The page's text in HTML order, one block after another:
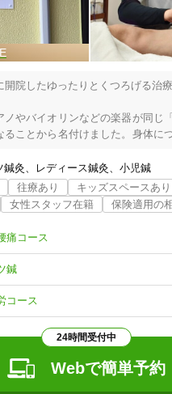
院したゆったりとくつろげる治療
やバイオリンなどの楽器が同
ることから名付けました。身体
ご紹介のあった男性の方も施術
症やヘルニア、変形性膝関節症
ルやマラソンをしているため、ス
鞘炎の施術も得意です（症状の程
一人ひとりの経過をしっかり見守
ち着いた空間で、リラックスして
にご相談ください。
。
鍼灸 レディース鍼灸
小児鍼
往療あり キッズスペースあり
女性スタッフ在籍 保険適用の
痛コース
鍼
コース
24時間受付中
Webで簡単予約